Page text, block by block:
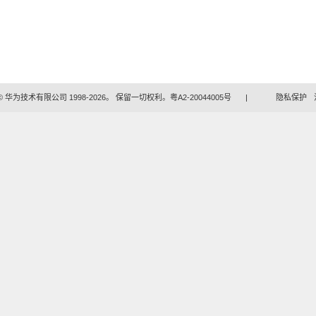
华为技术有限公司 1998-2026。 保留一切权利。粤A2-20044005号 | 隐私保护